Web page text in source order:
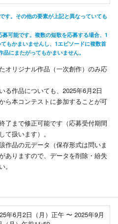
す。その他の要素が上記と異なっていても
可能です。複数の短歌を応募する場合、1
もかまいませんし、1エピソードに複数首
にまたがってもかまいません。
オリジナル作品（一次創作）のみ応
る作品についても、2025年6月2日
ら本コンテストに参加することが可
了まで修正可能です（応募受付期間
て扱います）。
作品の元データ（保存形式は問いま
ありますので、データを削除・紛失
年6月2日（月）正午 〜 2025年9月